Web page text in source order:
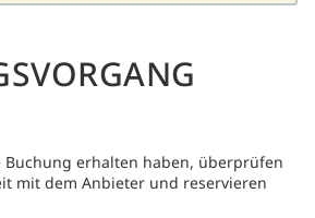
Buchung erhalten haben, überprüfen
mit dem Anbieter und reservieren